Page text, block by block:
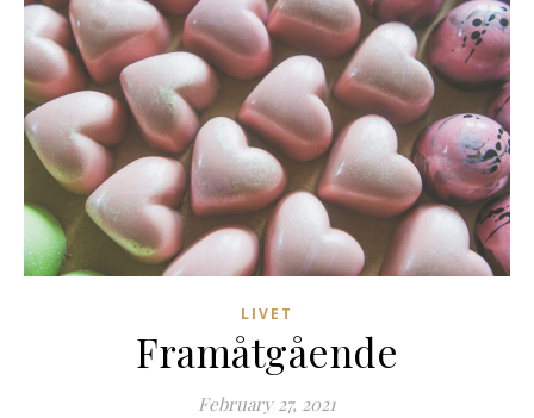
LIVET
Framåtgående
February 27, 2021